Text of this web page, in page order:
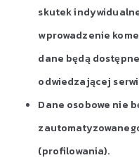
skutek
wprowadzenie
dane będą
odwiedzającej
Dane osobowe nie
(profilowania).